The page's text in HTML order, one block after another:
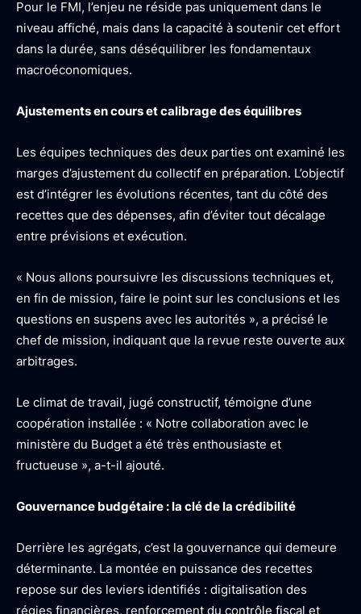
Pour le FMI, l’enjeu ne réside pas uniquement dans le
niveau affiché, mais dans la capacité à soutenir cet effort
dans la durée, sans déséquilibrer les fondamentaux
macroéconomiques.
Ajustements en cours et calibrage des équilibres
Les équipes techniques des deux parties ont examiné les
marges d’ajustement du collectif en préparation. L’objectif
est d’intégrer les évolutions récentes, tant du côté des
recettes que des dépenses, afin d’éviter tout décalage
entre prévisions et exécution.
« Nous allons poursuivre les discussions techniques et,
en fin de mission, faire le point sur les conclusions et les
questions en suspens avec les autorités », a précisé le
chef de mission, indiquant que la revue reste ouverte aux
arbitrages.
Le climat de travail, jugé constructif, témoigne d’une
coopération installée : « Notre collaboration avec le
ministère du Budget a été très enthousiaste et
fructueuse », a-t-il ajouté.
Gouvernance budgétaire : la clé de la crédibilité
Derrière les agrégats, c’est la gouvernance qui demeure
déterminante. La montée en puissance des recettes
repose sur des leviers identifiés : digitalisation des
régies financières, renforcement du contrôle fiscal et